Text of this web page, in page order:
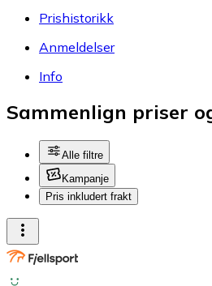
Prishistorikk
Anmeldelser
Info
Sammenlign priser
Alle filtre
Kampanje
Pris inkludert frakt